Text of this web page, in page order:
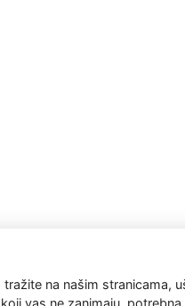
na našim stranicama,
vas ne zanimaju,